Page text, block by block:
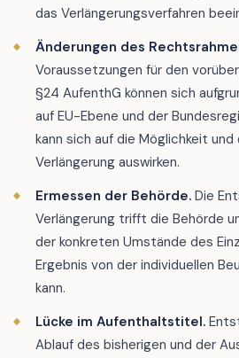
das Verlängerungsverfahren
Änderungen des
Voraussetzungen für den
§24 AufenthG können sich
auf EU-Ebene und der
kann sich auf die Möglichkeit
Verlängerung auswirken.
Ermessen der Behörde. Die
Verlängerung trifft die Behörde
der konkreten Umstände des
Ergebnis von der individuellen
kann.
Lücke im Aufenthaltstitel.
Ablauf des bisherigen und der